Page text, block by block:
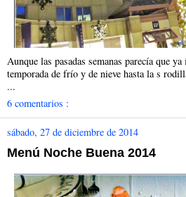
Aunque las pasadas semanas parecía que
temporada de frío y de nieve hasta la s
...
6 comentarios :
sábado, 27 de diciembre de 2014
Menú Noche Buena 2014